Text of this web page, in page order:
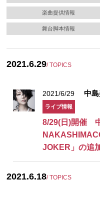
楽曲提供情報
舞台脚本情報
2021.6.29/ TOPICS
2021/6/29 中
ライブ情報
8/29(日)開催
JOKER」の追
2021.6.18/ TOPICS